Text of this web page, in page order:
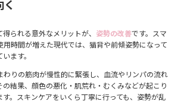
く
られる意外なメリットが、 姿勢の改善です。スマ
用時間が増えた現代では、猫背や前傾姿勢になって
ます。
わりの筋肉が慢性的に緊張し、血流やリンパの流れ
結果、顔色の悪化・肌荒れ・むくみなどが起こり
。スキンケアをいくら丁寧に行っても、姿勢が乱